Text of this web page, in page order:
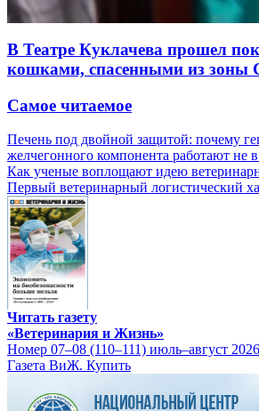
В Театре Куклачева прошел
кошками, спасенными из зоны
Самое читаемое
Печень под двойной защитой: почему
желчегонного компонента работают не
Как ученые воплощают идею
Первый ветеринарный логистический
Читать газету
«Ветеринария и Жизнь»
Номер 07–08 (110–111) июль–август 2026
Газета ВиЖ. Купить